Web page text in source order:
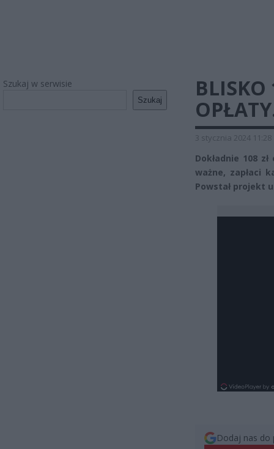
Szukaj w serwisie
Szukaj
BLISKO
3 stycznia 2024 11:28
Dokładnie 108
ważne, zapłaci
Powstał projekt
Dodaj nas do